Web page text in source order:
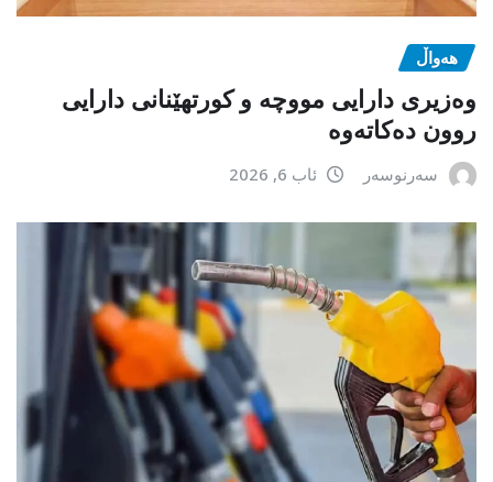
هەواڵ
وەزیری دارایی مووچە و کورتهێنانی دارایی
روون دەکاتەوە
سەرنوسەر ئاب 6, 2026